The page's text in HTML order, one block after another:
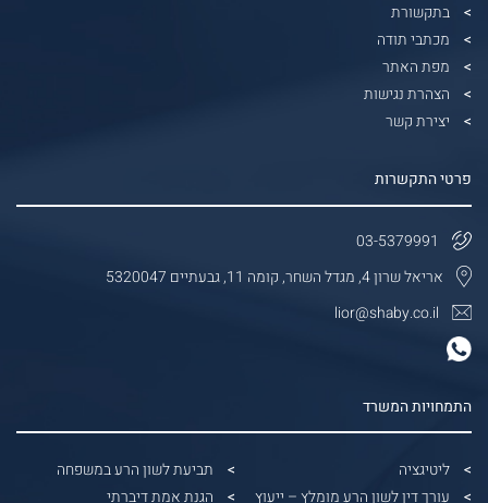
בתקשורת
מכתבי תודה
מפת האתר
הצהרת נגישות
יצירת קשר
התמחויות המשרד
ליטיגציה
עורך דין לשון הרע מומלץ – ייעוץ
תביעת לשון הרע במשפחה
הגנת אמת דיברתי
פרטי התקשרות
03-5379991
אריאל שרון 4, מגדל השחר, קומה 11, גבעתיים 5320047
lior@shaby.co.il